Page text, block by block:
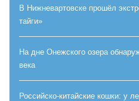
В Нижневартовске прошёл
тайги»
На дне Онежского озера
века
Российско-китайские кошки: у